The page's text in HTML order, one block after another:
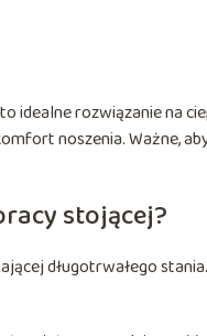
idealne rozwiązanie na
noszenia. Ważne,
stojącej?
długotrwałego